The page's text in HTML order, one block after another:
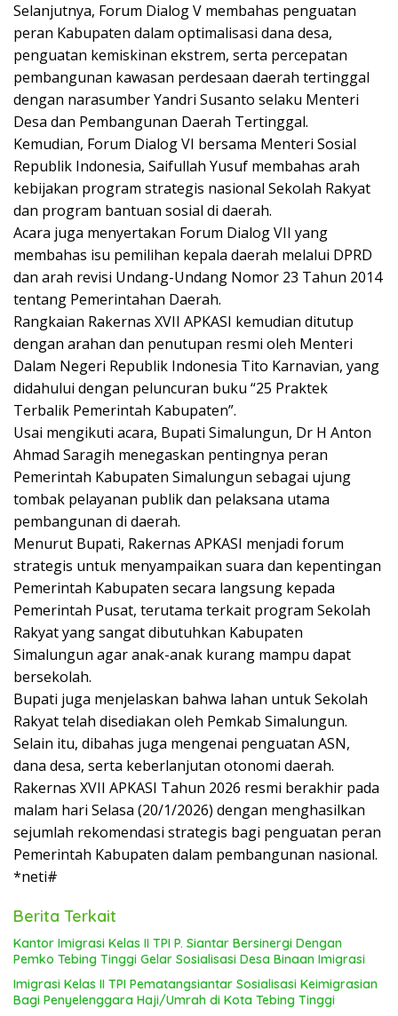
Selanjutnya, Forum Dialog V membahas penguatan
peran Kabupaten dalam optimalisasi dana desa,
penguatan kemiskinan ekstrem, serta percepatan
pembangunan kawasan perdesaan daerah tertinggal
dengan narasumber Yandri Susanto selaku Menteri
Desa dan Pembangunan Daerah Tertinggal.
Kemudian, Forum Dialog VI bersama Menteri Sosial
Republik Indonesia, Saifullah Yusuf membahas arah
kebijakan program strategis nasional Sekolah Rakyat
dan program bantuan sosial di daerah.
Acara juga menyertakan Forum Dialog VII yang
membahas isu pemilihan kepala daerah melalui DPRD
dan arah revisi Undang-Undang Nomor 23 Tahun 2014
tentang Pemerintahan Daerah.
Rangkaian Rakernas XVII APKASI kemudian ditutup
dengan arahan dan penutupan resmi oleh Menteri
Dalam Negeri Republik Indonesia Tito Karnavian, yang
didahului dengan peluncuran buku “25 Praktek
Terbalik Pemerintah Kabupaten”.
Usai mengikuti acara, Bupati Simalungun, Dr H Anton
Ahmad Saragih menegaskan pentingnya peran
Pemerintah Kabupaten Simalungun sebagai ujung
tombak pelayanan publik dan pelaksana utama
pembangunan di daerah.
Menurut Bupati, Rakernas APKASI menjadi forum
strategis untuk menyampaikan suara dan kepentingan
Pemerintah Kabupaten secara langsung kepada
Pemerintah Pusat, terutama terkait program Sekolah
Rakyat yang sangat dibutuhkan Kabupaten
Simalungun agar anak-anak kurang mampu dapat
bersekolah.
Bupati juga menjelaskan bahwa lahan untuk Sekolah
Rakyat telah disediakan oleh Pemkab Simalungun.
Selain itu, dibahas juga mengenai penguatan ASN,
dana desa, serta keberlanjutan otonomi daerah.
Rakernas XVII APKASI Tahun 2026 resmi berakhir pada
malam hari Selasa (20/1/2026) dengan menghasilkan
sejumlah rekomendasi strategis bagi penguatan peran
Pemerintah Kabupaten dalam pembangunan nasional.
*neti#
Berita Terkait
Kantor Imigrasi Kelas II TPI P. Siantar Bersinergi Dengan
Pemko Tebing Tinggi Gelar Sosialisasi Desa Binaan Imigrasi
Imigrasi Kelas II TPI Pematangsiantar Sosialisasi Keimigrasian
Bagi Penyelenggara Haji/Umrah di Kota Tebing Tinggi